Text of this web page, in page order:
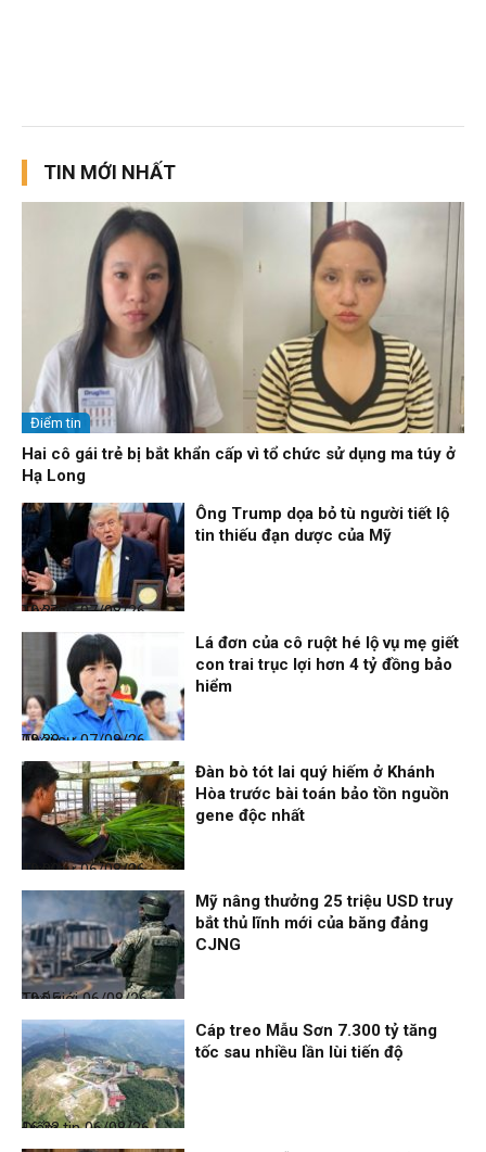
TIN MỚI NHẤT
Điểm tin
Hai cô gái trẻ bị bắt khẩn cấp vì tổ chức sử dụng ma túy ở
Hạ Long
Thời sự
07/08/26, 10:27
Ông Trump dọa bỏ tù người tiết lộ
tin thiếu đạn dược của Mỹ
Thời sự
07/08/26, 08:38
Lá đơn của cô ruột hé lộ vụ mẹ giết
con trai trục lợi hơn 4 tỷ đồng bảo
hiểm
Thời sự
06/08/26, 19:09
Đàn bò tót lai quý hiếm ở Khánh
Hòa trước bài toán bảo tồn nguồn
gene độc nhất
Thế giới
06/08/26, 19:05
Mỹ nâng thưởng 25 triệu USD truy
bắt thủ lĩnh mới của băng đảng
CJNG
Điểm tin
06/08/26, 16:23
Cáp treo Mẫu Sơn 7.300 tỷ tăng
tốc sau nhiều lần lùi tiến độ